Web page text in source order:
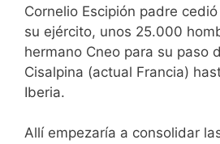
Cornelio Escipión padre
su ejército, unos 25.000
hermano Cneo para su paso
Cisalpina (actual Francia)
Iberia.
Allí empezaría a consolidar